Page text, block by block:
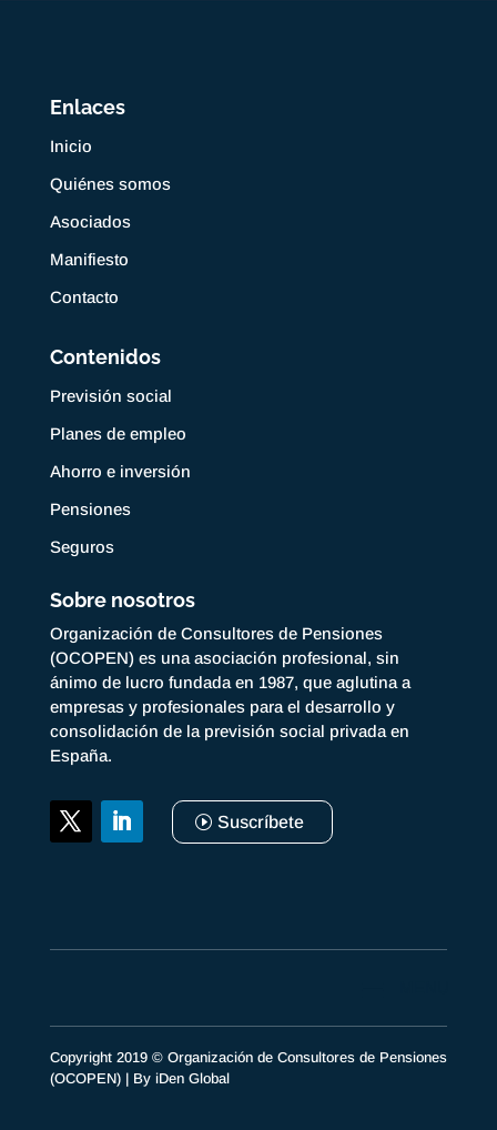
Enlaces
Inicio
Quiénes somos
Asociados
Manifiesto
Contacto
Contenidos
Previsión social
Planes de empleo
Ahorro e inversión
Pensiones
Seguros
Sobre nosotros
Organización de Consultores de Pensiones
(OCOPEN) es una asociación profesional, sin
ánimo de lucro fundada en 1987, que aglutina a
empresas y profesionales para el desarrollo y
consolidación de la previsión social privada en
España.
Suscríbete
Copyright 2019 © Organización de Consultores de Pensiones
(OCOPEN) | By iDen Global